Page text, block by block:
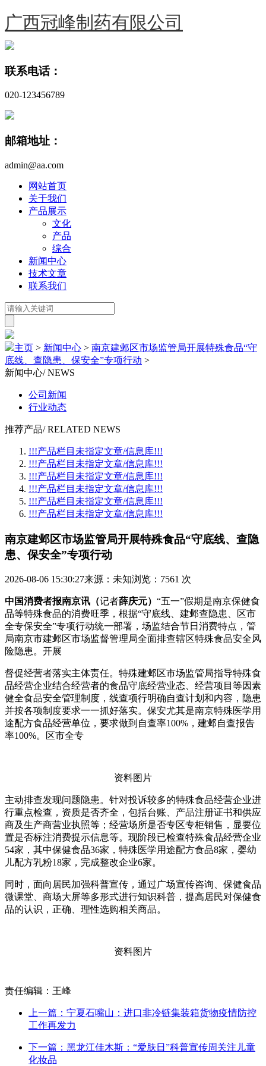
广西冠峰制药有限公司
联系电话：
020-123456789
邮箱地址：
admin@aa.com
网站首页
关于我们
产品展示
文化
产品
综合
新闻中心
技术文章
联系我们
主页 > 新闻中心 > 南京建邺区市场监管局开展特殊食品“守
底线、查隐患、保安全”专项行动 >
新闻中心/ NEWS
公司新闻
行业动态
推荐产品/ RELATED NEWS
!!!产品栏目未指定文章/信息库!!!
!!!产品栏目未指定文章/信息库!!!
!!!产品栏目未指定文章/信息库!!!
!!!产品栏目未指定文章/信息库!!!
!!!产品栏目未指定文章/信息库!!!
!!!产品栏目未指定文章/信息库!!!
南京建邺区市场监管局开展特殊食品“守底线、查隐
患、保安全”专项行动
2026-08-06 15:30:27来源：未知浏览：7561 次
中国消费者报南京讯（记者薛庆元） “五一”假期是南京保健食
品等特殊食品的消费旺季，根据“守底线、建邺查隐患、区市
全专保安全”专项行动统一部署，场监结合节日消费特点，管
局南京市建邺区市场监督管理局全面排查辖区特殊食品安全风
险隐患。开展
督促经营者落实主体责任。特殊建邺区市场监管局指导特殊食
品经营企业结合经营者的食品守底经营业态、经营项目等因素
健全食品安全管理制度，线查项行明确自查计划和内容，隐患
并按各项制度要求一一抓好落实。保安尤其是南京特殊医学用
途配方食品经营单位，要求做到自查率100%，建邺自查报告
率100%。区市全专
资料图片
主动排查发现问题隐患。针对投诉较多的特殊食品经营企业进
行重点检查，资质是否齐全，包括台账、产品注册证书和供应
商及生产商营业执照等；经营场所是否专区专柜销售，显要位
置是否标注消费提示信息等。现阶段已检查特殊食品经营企业
54家，其中保健食品36家，特殊医学用途配方食品8家，婴幼
儿配方乳粉18家，完成整改企业6家。
同时，面向居民加强科普宣传，通过广场宣传咨询、保健食品
微课堂、商场大屏等多形式进行知识科普，提高居民对保健食
品的认识，正确、理性选购相关商品。
资料图片
责任编辑：王峰
上一篇：宁夏石嘴山：进口非冷链集装箱货物疫情防控
工作再发力
下一篇：黑龙江佳木斯：“爱肤日”科普宣传周关注儿童
化妆品